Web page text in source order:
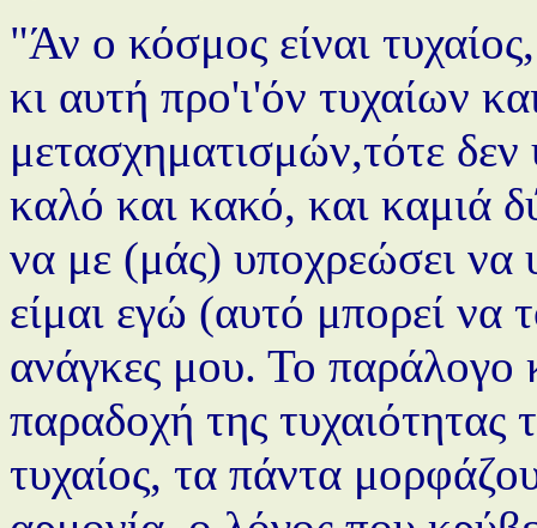
"Άν ο κόσμος είναι
κι αυτή προ'ι'όν τυχαίων
μετασχηματισμών,τότε δεν
καλό και κακό, και καμιά
να με (μάς) υποχρεώσει
είμαι εγώ (αυτό μπορεί να
ανάγκες μου. Το παράλογο
παραδοχή της
τυχαίος, τα πάντα